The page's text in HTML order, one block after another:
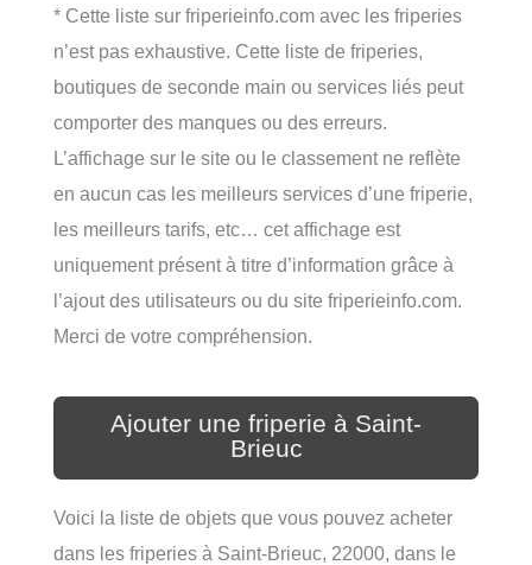
* Cette liste sur friperieinfo.com avec les friperies
n’est pas exhaustive. Cette liste de friperies,
boutiques de seconde main ou services liés peut
comporter des manques ou des erreurs.
L’affichage sur le site ou le classement ne reflète
en aucun cas les meilleurs services d’une friperie,
les meilleurs tarifs, etc… cet affichage est
uniquement présent à titre d’information grâce à
l’ajout des utilisateurs ou du site friperieinfo.com.
Merci de votre compréhension.
Ajouter une friperie à Saint-
Brieuc
Voici la liste de objets que vous pouvez acheter
dans les friperies à Saint-Brieuc, 22000, dans le